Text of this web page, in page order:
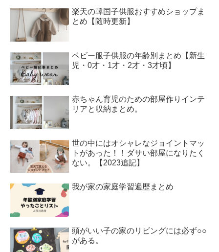
楽天の韓国子供服おすすめショップま
とめ【随時更新】
ベビー服子供服の年齢別まとめ【新生
児・0才・1才・2才・3才頃】
赤ちゃん育児のための部屋作りインテ
リアと収納まとめ。
世の中にはオシャレなジョイントマッ
トがあった！！ダサい部屋になりたく
ない。【2023追記】
我が家の家庭学習遍歴まとめ
頭がいい子の家のリビングには必ず○○
がある。